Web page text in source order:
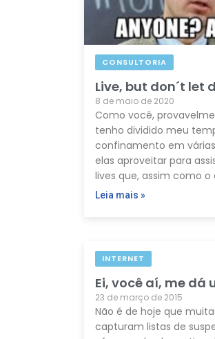
CONSULTORIA
Live, but don´t let
8 de maio de 2020
Como você,
tenho dividido meu
confinamento em
elas aproveitar para
lives que, assim como o
Leia mais »
INTERNET
Ei, você aí, me
23 de março de 2015
Não é de hoje que
capturam listas de